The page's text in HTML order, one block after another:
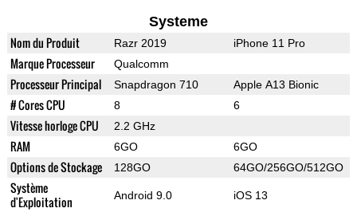
Systeme
Nom du Produit Razr 2019 iPhone 11 Pro
Marque Processeur Qualcomm
Processeur Principal Snapdragon 710 Apple A13 Bionic
# Cores CPU 8 6
Vitesse horloge CPU 2.2 GHz
RAM 6GO 6GO
Options de Stockage 128GO 64GO/256GO/512GO
Système
d'Exploitation
Android 9.0 iOS 13